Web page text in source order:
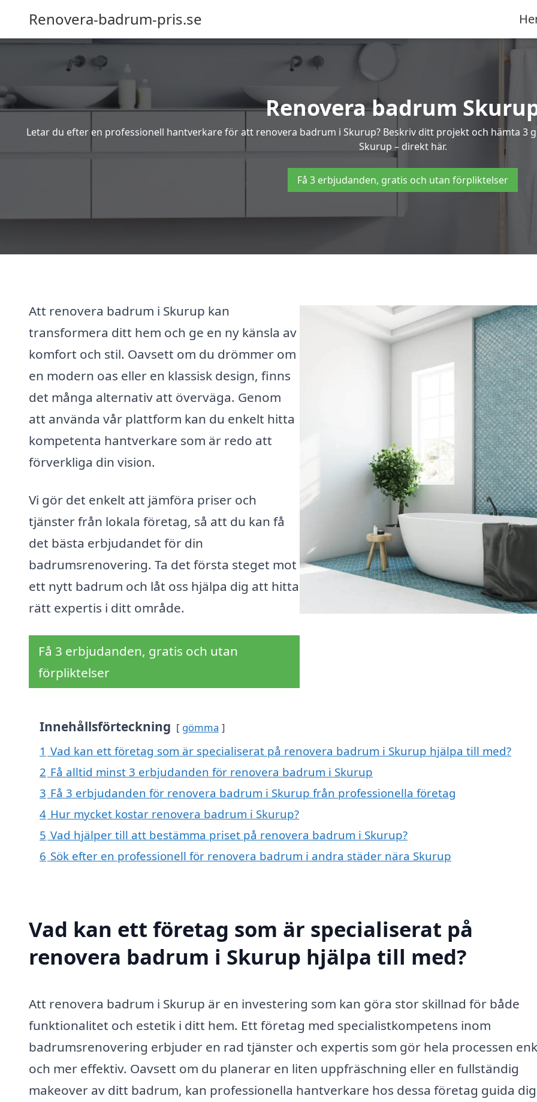
Renovera-badrum-pris.se
Renovera badrum
Letar du efter en professionell hantverkare för att renovera badrum i Skurup? Beskriv ditt projekt och hämta
Skurup – direkt här.
Få 3 erbjudanden, gratis och utan förpliktelser
Att renovera badrum i Skurup kan
transformera ditt hem och ge en ny känsla av
komfort och stil. Oavsett om du drömmer om
en modern oas eller en klassisk design, finns
det många alternativ att överväga. Genom
att använda vår plattform kan du enkelt hitta
kompetenta hantverkare som är redo att
förverkliga din vision.
Vi gör det enkelt att jämföra priser och
tjänster från lokala företag, så att du kan få
det bästa erbjudandet för din
badrumsrenovering. Ta det första steget mot
ett nytt badrum och låt oss hjälpa dig att hitta
rätt expertis i ditt område.
Få 3 erbjudanden, gratis och utan
förpliktelser
Innehållsförteckning gömma
1 Vad kan ett företag som är specialiserat på renovera badrum i Skurup hjälpa till med?
2 Få alltid minst 3 erbjudanden för renovera badrum i Skurup
3 Få 3 erbjudanden för renovera badrum i Skurup från professionella företag
4 Hur mycket kostar renovera badrum i Skurup?
5 Vad hjälper till att bestämma priset på renovera badrum i Skurup?
6 Sök efter en professionell för renovera badrum i andra städer nära Skurup
Vad kan ett företag som är specialiserat på
renovera badrum i Skurup hjälpa till med?
Att renovera badrum i Skurup är en investering som kan göra stor skillnad för både
funktionalitet och estetik i ditt hem. Ett företag med specialistkompetens inom
badrumsrenovering erbjuder en rad tjänster och expertis som gör hela processen
och mer effektiv. Oavsett om du planerar en liten uppfräschning eller en fullständig
makeover av ditt badrum, kan professionella hantverkare hos dessa företag guida dig